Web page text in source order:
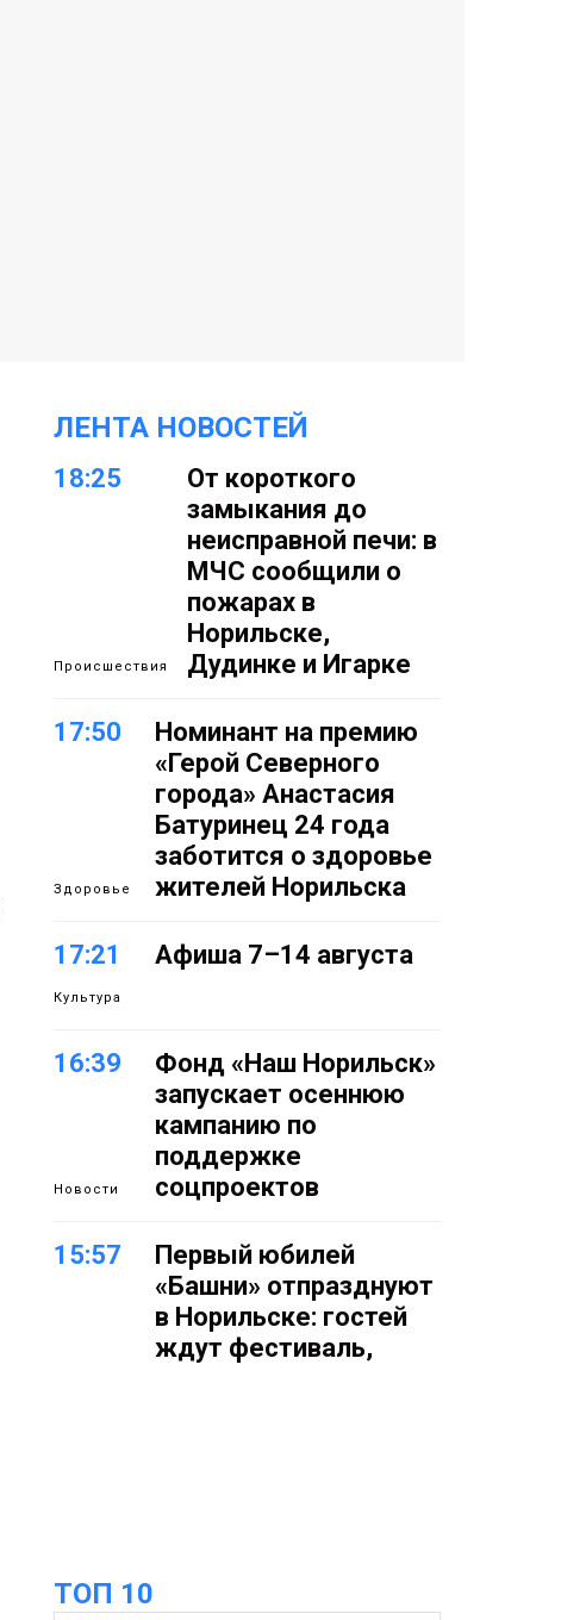
ЛЕНТА НОВОСТЕЙ
18:25
Происшествия
От короткого
замыкания до
неисправной печи: в
МЧС сообщили о
пожарах в
Норильске,
Дудинке и Игарке
17:50
Здоровье
Номинант на премию
«Герой Северного
города» Анастасия
Батуринец 24 года
заботится о здоровье
жителей Норильска
17:21
Культура
Афиша 7–14 августа
16:39
Новости
Фонд «Наш Норильск»
запускает осеннюю
кампанию по
поддержке
соцпроектов
15:57
Первый юбилей
«Башни» отпразднуют
в Норильске: гостей
ждут фестиваль,
ТОП 10